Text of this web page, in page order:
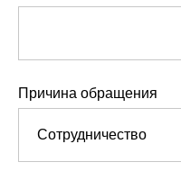
Причина обращения